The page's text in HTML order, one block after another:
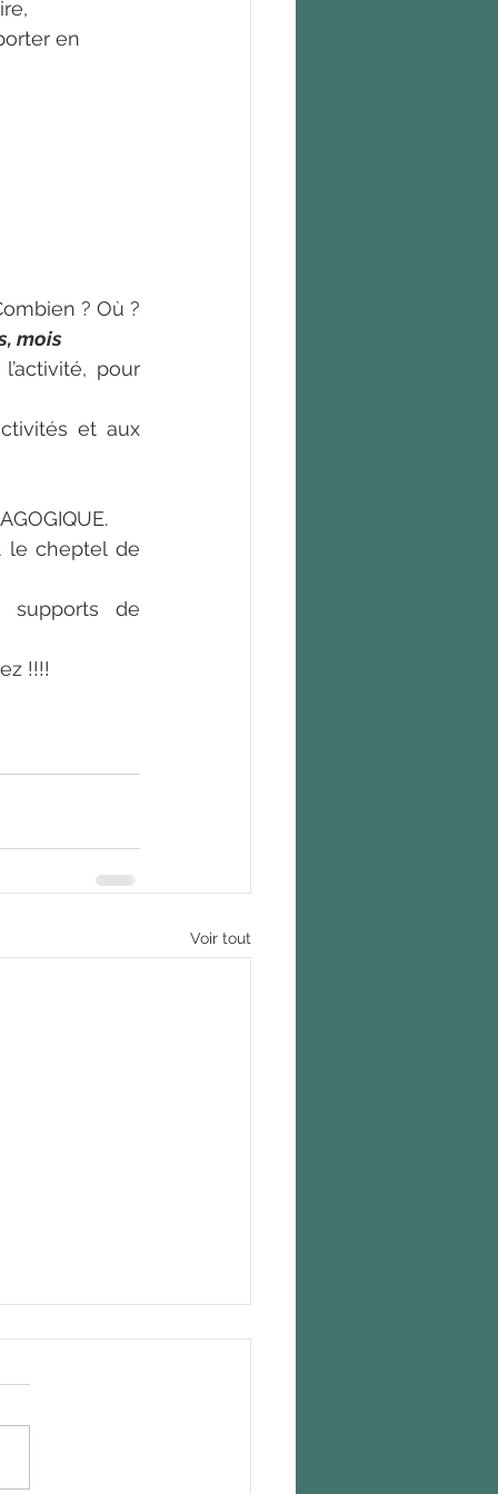
en
? Où ?
mois
pour
et aux
le cheptel de
de
!!!!
Voir tout